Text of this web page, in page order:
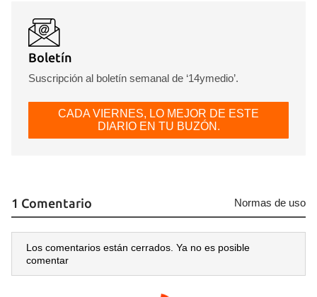
Boletín
Suscripción al boletín semanal de ‘14ymedio’.
CADA VIERNES, LO MEJOR DE ESTE
DIARIO EN TU BUZÓN.
1 Comentario Normas de uso
Los comentarios están cerrados. Ya no es posible
comentar